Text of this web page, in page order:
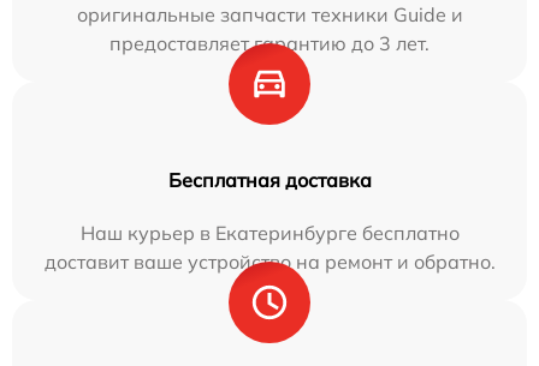
оригинальные запчасти техники Guide и
предоставляет гарантию до 3 лет.
Бесплатная доставка
Наш курьер в Екатеринбурге бесплатно
доставит ваше устройство на ремонт и обратно.